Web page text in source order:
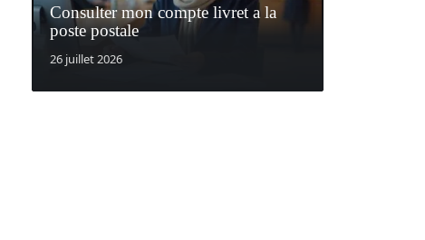
Consulter mon compte livret a la
poste postale
26 juillet 2026